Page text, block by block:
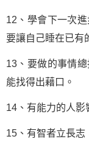
12、學會下一次
要讓自己睡在已有
13、要做的事情
能找得出藉口。
14、有能力的人影
15、有智者立長志